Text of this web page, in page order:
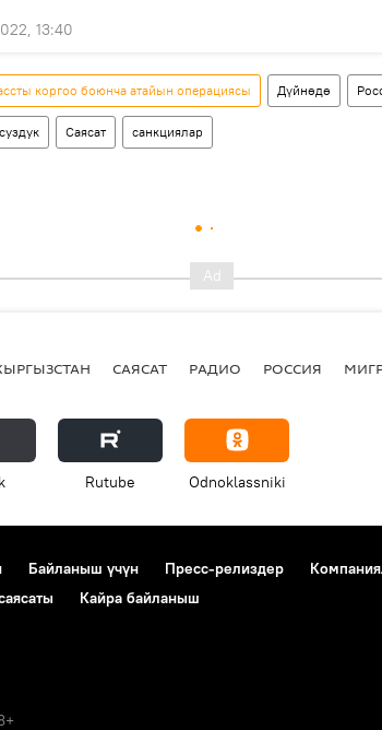
13:40
коргоо боюнча атайын операциясы Дүйнөдө
Саясат санкциялар
САЯСАТ РАДИО РОССИЯ
Rutube Odnoklassniki
Байланыш үчүн Пресс-релиздер
Кайра байланыш